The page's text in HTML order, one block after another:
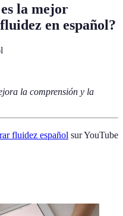
la mejor
en español?
la comprensión y la
fluidez español sur YouTube